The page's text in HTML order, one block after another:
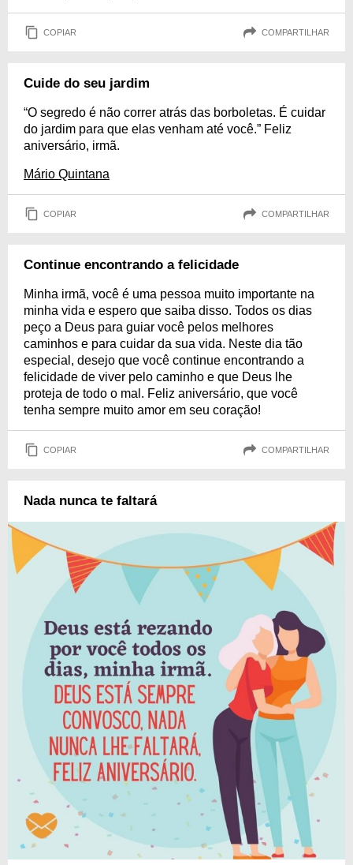
COPIAR COMPARTILHAR
Cuide do seu jardim
“O segredo é não correr atrás das borboletas. É cuidar
do jardim para que elas venham até você.” Feliz
aniversário, irmã.
Mário Quintana
COPIAR COMPARTILHAR
Continue encontrando a felicidade
Minha irmã, você é uma pessoa muito importante na
minha vida e espero que saiba disso. Todos os dias
peço a Deus para guiar você pelos melhores
caminhos e para cuidar da sua vida. Neste dia tão
especial, desejo que você continue encontrando a
felicidade de viver pelo caminho e que Deus lhe
proteja de todo o mal. Feliz aniversário, que você
tenha sempre muito amor em seu coração!
COPIAR COMPARTILHAR
Nada nunca te faltará